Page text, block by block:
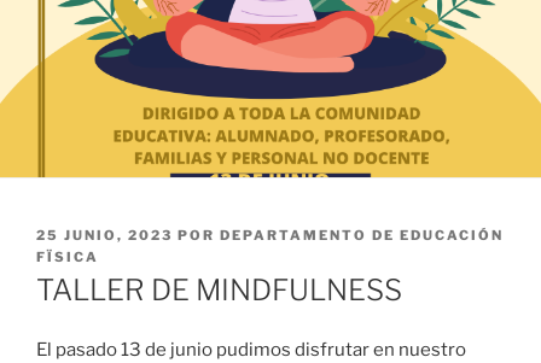
PUBLICADO
EL
25 JUNIO, 2023 POR DEPARTAMENTO DE EDUCACIÓN
FÏSICA
TALLER DE MINDFULNESS
El pasado 13 de junio pudimos disfrutar en nuestro